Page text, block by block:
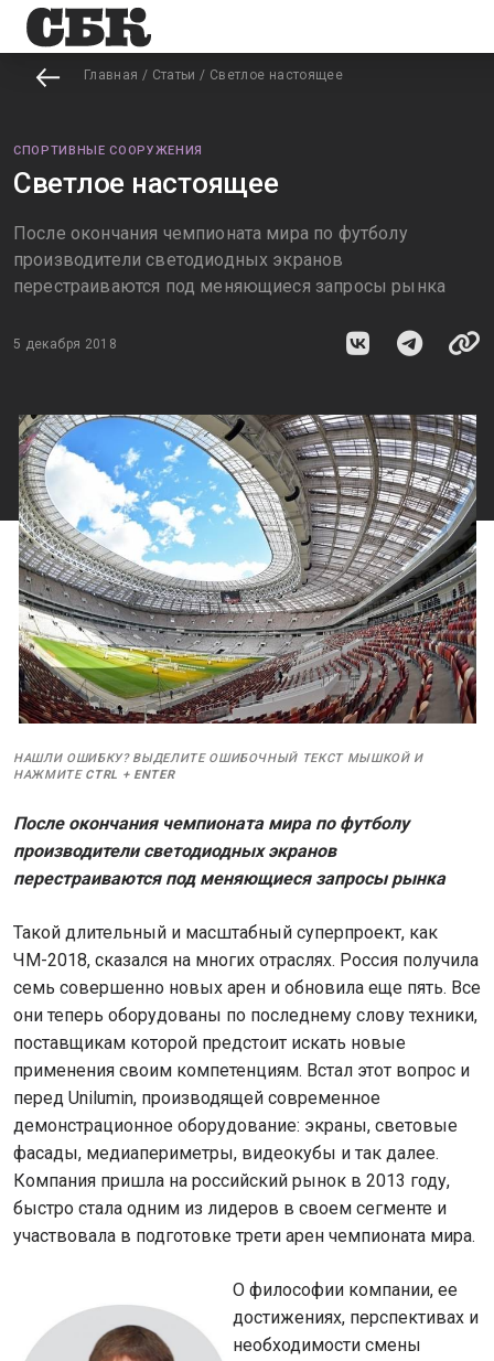
Главная / Статьи / Светлое настоящее
СПОРТИВНЫЕ СООРУЖЕНИЯ
Светлое настоящее
После окончания чемпионата мира по футболу
производители светодиодных экранов
перестраиваются под меняющиеся запросы рынка
5 декабря 2018
НАШЛИ ОШИБКУ? ВЫДЕЛИТЕ ОШИБОЧНЫЙ ТЕКСТ МЫШКОЙ И
НАЖМИТЕ CTRL + ENTER
После окончания чемпионата мира по футболу
производители светодиодных экранов
перестраиваются под меняющиеся запросы рынка
Такой длительный и масштабный суперпроект, как
ЧМ-2018, сказался на многих отраслях. Россия получила
семь совершенно новых арен и обновила еще пять. Все
они теперь оборудованы по последнему слову техники,
поставщикам которой предстоит искать новые
применения своим компетенциям. Встал этот вопрос и
перед Unilumin, производящей современное
демонстрационное оборудование: экраны, световые
фасады, медиапериметры, видеокубы и так далее.
Компания пришла на российский рынок в 2013 году,
быстро стала одним из лидеров в своем сегменте и
участвовала в подготовке трети арен чемпионата мира.
О философии компании, ее
достижениях, перспективах и
необходимости смены